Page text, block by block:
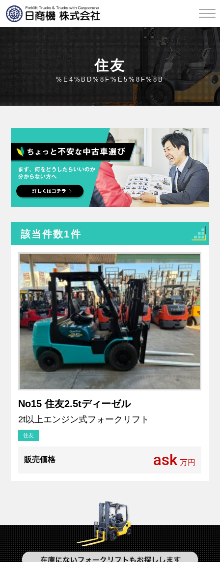
住友
%E4%BD%8F%E5%8F%8B
該当件数1件
No15 住友2.5tディーゼル
2t以上エンジン式フォークリフト
住友
販売価格 ask 万円